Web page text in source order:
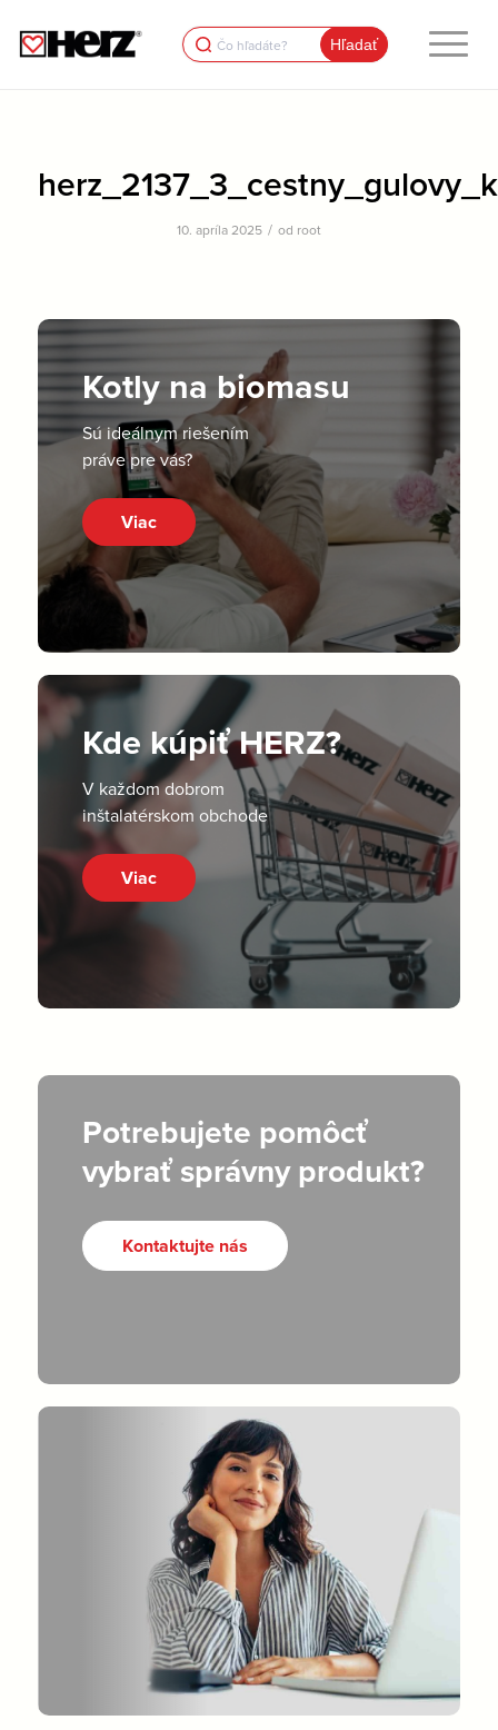
Search
for:
10. apríla 2025 / od root
Kotly na biomasu
Sú ideálnym riešením
práve pre vás?
Viac
Kde kúpiť HERZ?
V každom dobrom
inštalatérskom obchode
Viac
Potrebujete pomôcť
vybrať správny produkt?
Kontaktujte nás